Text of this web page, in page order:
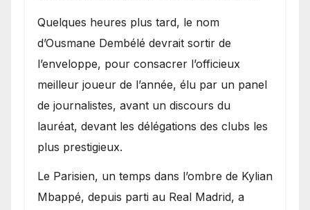
Quelques heures plus tard, le nom
d’Ousmane Dembélé devrait sortir de
l’enveloppe, pour consacrer l’officieux
meilleur joueur de l’année, élu par un panel
de journalistes, avant un discours du
lauréat, devant les délégations des clubs les
plus prestigieux.
Le Parisien, un temps dans l’ombre de Kylian
Mbappé, depuis parti au Real Madrid, a